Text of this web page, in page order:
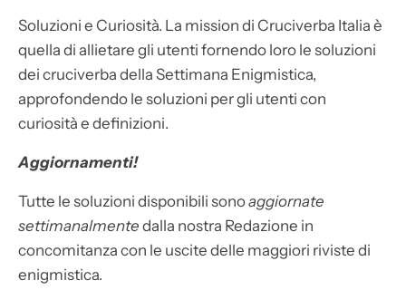
Soluzioni e Curiosità. La mission di Cruciverba Italia è
quella di allietare gli utenti fornendo loro le soluzioni
dei cruciverba della Settimana Enigmistica,
approfondendo le soluzioni per gli utenti con
curiosità e definizioni.
Aggiornamenti!
Tutte le soluzioni disponibili sonoaggiornate
settimanalmente dalla nostra Redazione in
concomitanza con le uscite delle maggiori riviste di
enigmistica.